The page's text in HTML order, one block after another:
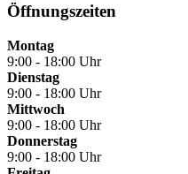
Öffnungszeiten
Montag
9:00 - 18:00 Uhr
Dienstag
9:00 - 18:00 Uhr
Mittwoch
9:00 - 18:00 Uhr
Donnerstag
9:00 - 18:00 Uhr